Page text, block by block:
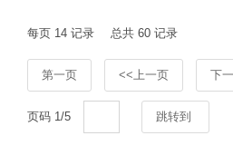
每页 14 记录 总共 60 记录
第一页 <<上一页 下
页码 1/5 跳转到